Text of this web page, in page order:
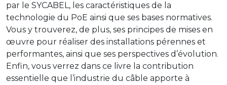
par le SYCABEL, les caractéristiques de la
technologie du PoE ainsi que ses bases normatives.
Vous y trouverez, de plus, ses principes de mises en
œuvre pour réaliser des installations pérennes et
performantes, ainsi que ses perspectives d’évolution.
Enfin, vous verrez dans ce livre la contribution
essentielle que l’industrie du câble apporte à